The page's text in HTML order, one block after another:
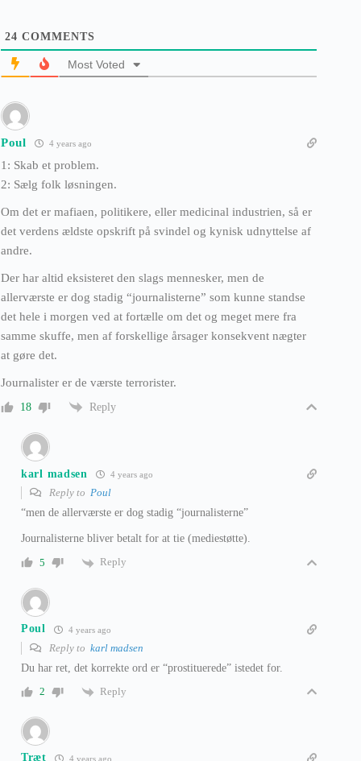
24 COMMENTS
Most Voted
Poul 4 years ago
1: Skab et problem.
2: Sælg folk løsningen.
Om det er mafiaen, politikere, eller medicinal industrien, så er
det verdens ældste opskrift på svindel og kynisk udnyttelse af
andre.
Der har altid eksisteret den slags mennesker, men de
allerværste er dog stadig “journalisterne” som kunne standse
det hele i morgen ved at fortælle om det og meget mere fra
samme skuffe, men af forskellige årsager konsekvent nægter
at gøre det.
Journalister er de værste terrorister.
18 Reply
karl madsen 4 years ago
Reply to Poul
“men de allerværste er dog stadig “journalisterne”
Journalisterne bliver betalt for at tie (mediestøtte).
5
Reply
Poul 4 years ago
Reply to karl madsen
Du har ret, det korrekte ord er “prostituerede” istedet for.
2
Reply
Træt 4 years ago